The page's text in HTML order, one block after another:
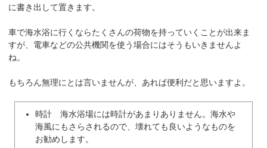
に書き出して置きます。
車で海水浴に行くならたくさんの荷物を持っていくことが出来ま
すが、電車などの公共機関を使う場合にはそうもいきませんよ
ね。
もちろん無理にとは言いませんが、あれば便利だと思いますよ。
時計 海水浴場には時計があまりありません。海水や
海風にもさらされるので、壊れても良いようなものを
お勧めします。